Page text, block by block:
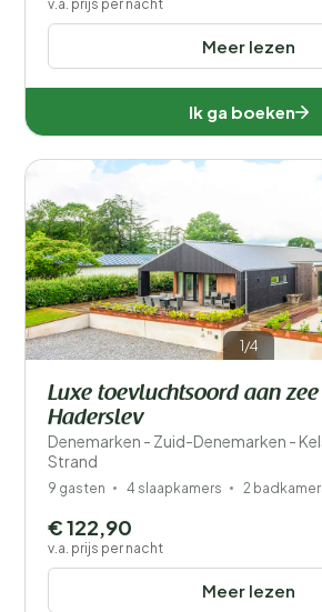
Meer lezen
v.a. prijs per nacht
Ik ga boeken
1/4
Luxe toevluchtsoord aan
Haderslev
Denemarken - Zuid-Denemarken -
Strand
9 gasten 4 slaapkamers 2
Meer lezen
€ 122,90
v.a. prijs per nacht